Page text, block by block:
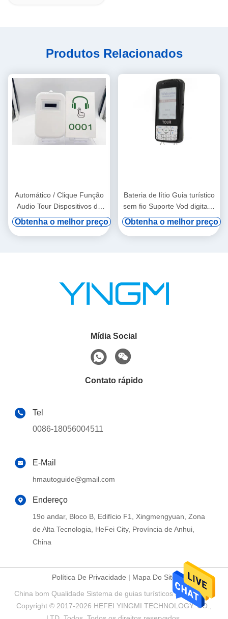
Produtos Relacionados
Automático / Clique Função
Audio Tour Dispositivos de
pendurar a orelha
Obtenha o melhor preço
Bateria de lítio Guia turístico
sem fio Suporte Vod digital e
indução automática
Obtenha o melhor preço
Mídia Social
Contato rápido
Tel
0086-18056004511
E-Mail
hmautoguide@gmail.com
Endereço
19o andar, Bloco B, Edifício F1, Xingmengyuan, Zona
de Alta Tecnologia, HeFei City, Província de Anhui,
China
Política De Privacidade | Mapa Do Site
China bom Qualidade Sistema de guias turísticos Fornecedor.
Copyright © 2017-2026 HEFEI YINGMI TECHNOLOGY. CO.,